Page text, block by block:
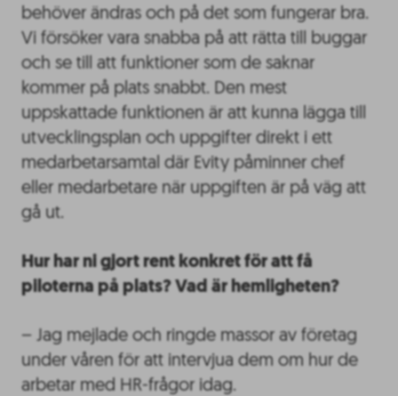
behöver ändras och på det som fungerar bra.
Vi försöker vara snabba på att rätta till buggar
och se till att funktioner som de saknar
kommer på plats snabbt. Den mest
uppskattade funktionen är att kunna lägga till
utvecklingsplan och uppgifter direkt i ett
medarbetarsamtal där Evity påminner chef
eller medarbetare när uppgiften är på väg att
gå ut.
Hur har ni gjort rent konkret för att få
piloterna på plats? Vad är hemligheten?
– Jag mejlade och ringde massor av företag
under våren för att intervjua dem om hur de
arbetar med HR-frågor idag.